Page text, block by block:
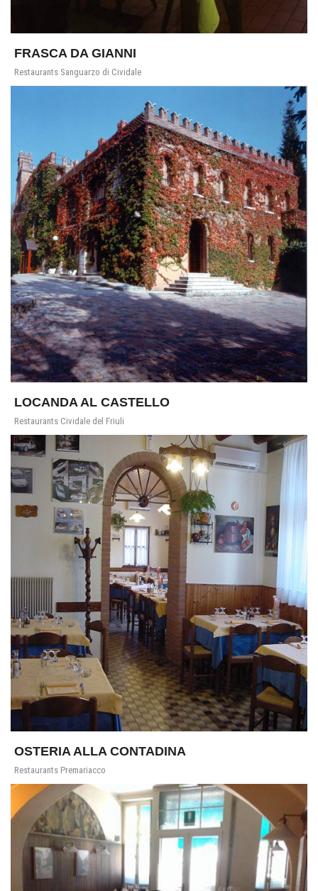
FRASCA DA GIANNI
Restaurants Sanguarzo di Cividale
LOCANDA AL CASTELLO
Restaurants Cividale del Friuli
OSTERIA ALLA CONTADINA
Restaurants Premariacco